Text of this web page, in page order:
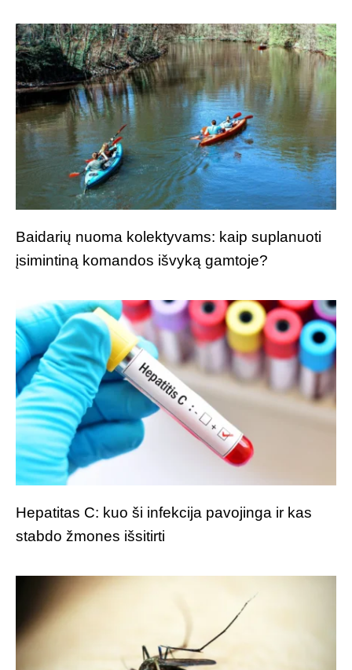
Baidarių nuoma kolektyvams: kaip suplanuoti
įsimintiną komandos išvyką gamtoje?
Hepatitas C: kuo ši infekcija pavojinga ir kas
stabdo žmones išsitirti